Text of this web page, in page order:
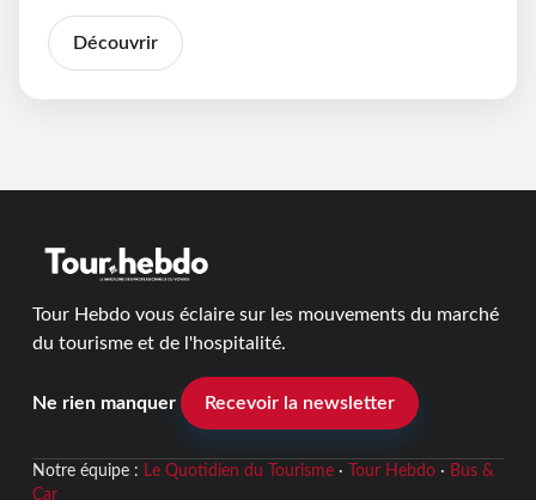
Découvrir
Tour Hebdo vous éclaire sur les mouvements du marché
du tourisme et de l'hospitalité.
Ne rien manquer Recevoir la newsletter
Notre équipe : Le Quotidien du Tourisme· Tour Hebdo· Bus &
Car